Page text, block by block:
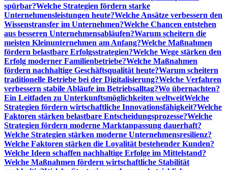
spürbar?Welche Strategien fördern starke
Unternehmensleistungen heute?Welche Ansätze verbessern den
Wissenstransfer im Unternehmen?Welche Chancen entstehen
aus besseren Unternehmensabläufen?Warum scheitern die
meisten Kleinunternehmen am Anfang?Welche Maßnahmen
fördern belastbare Erfolgsstrategien?Welche Wege stärken den
Erfolg moderner Familienbetriebe?Welche Maßnahmen
fördern nachhaltige Geschäftsqualität heute?Warum scheitern
traditionelle Betriebe bei der Digitalisierung?Welche Verfahren
verbessern stabile Abläufe im Betriebsalltag?Wo übernachten?
Ein Leitfaden zu Unterkunftsmöglichkeiten weltweitWelche
Strategien fördern wirtschaftliche Innovationsfähigkeit?Welche
Faktoren stärken belastbare Entscheidungsprozesse?Welche
Strategien fördern moderne Marktanpassung dauerhaft?
Welche Strategien stärken moderne Unternehmensresilienz?
Welche Faktoren stärken die Loyalität bestehender Kunden?
Welche Ideen schaffen nachhaltige Erfolge im Mittelstand?
Welche Maßnahmen fördern wirtschaftliche Stabilität